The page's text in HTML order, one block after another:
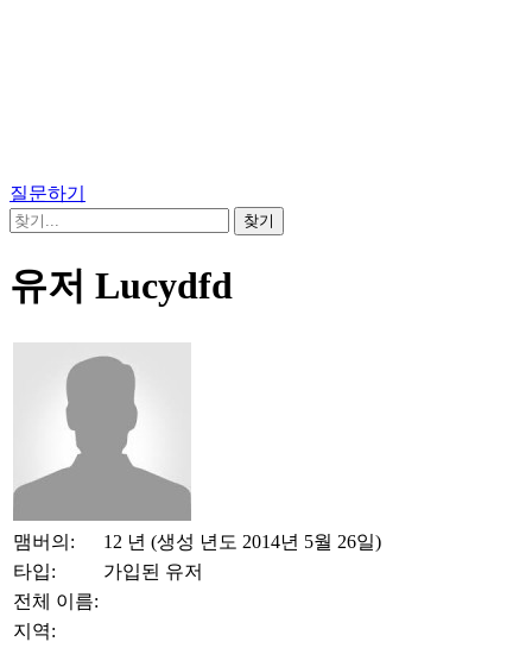
질문하기
유저 Lucydfd
맴버의:
12 년 (생성 년도 2014년 5월 26일)
타입:
가입된 유저
전체 이름:
지역: